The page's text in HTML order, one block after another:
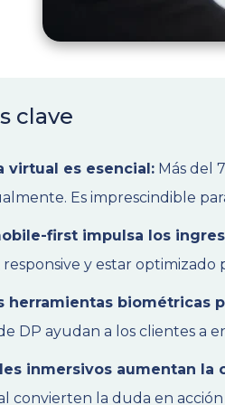
clave
virtual es esencial:Más del
Es imprescindible
first impulsa los
responsive y estar optimizado
herramientas biométricas
DP ayudan a los clientes a
inmersivos aumentan la
convierten la duda en